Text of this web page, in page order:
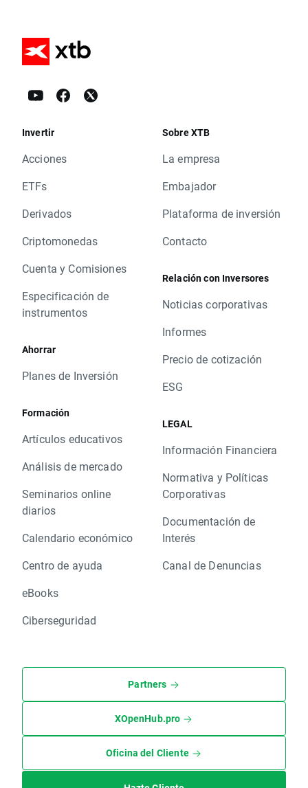
Invertir
Acciones
ETFs
Derivados
Criptomonedas
Cuenta y Comisiones
Especificación de
instrumentos
Ahorrar
Planes de Inversión
Formación
Artículos educativos
Análisis de mercado
Seminarios online
diarios
Calendario económico
Centro de ayuda
eBooks
Ciberseguridad
Sobre XTB
La empresa
Embajador
Plataforma de inversión
Contacto
Relación con Inversores
Noticias corporativas
Informes
Precio de cotización
ESG
LEGAL
Información Financiera
Normativa y Políticas
Corporativas
Documentación de
Interés
Canal de Denuncias
Partners
XOpenHub.pro
Oficina del Cliente